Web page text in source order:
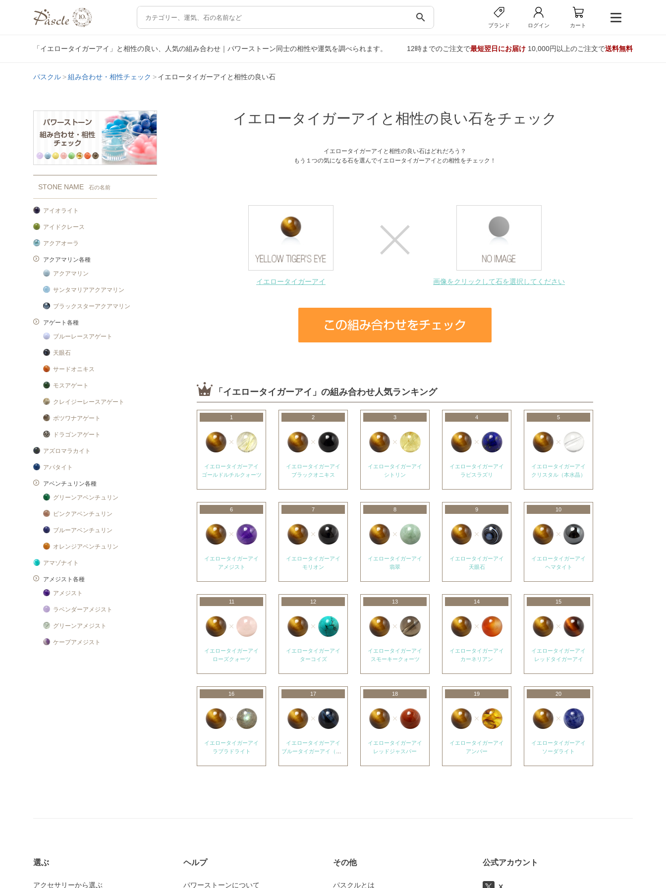
search
ブランド ログイン カート
「イエロータイガーアイ」と相性の良い、人気の組み合わせ｜パワーストーン同士の相性や運気を調べられます。 12時までのご注文で最短翌日にお届け10,000円以上のご注文で送料無料
パスクル 組み合わせ・相性チェック イエロータイガーアイと相性の良い石
STONE NAME 石の名前
アイオライト
アイドクレース
アクアオーラ
アクアマリン各種
アクアマリン
サンタマリアアクアマリン
ブラックスターアクアマリン
アゲート各種
ブルーレースアゲート
天眼石
サードオニキス
モスアゲート
クレイジーレースアゲート
ボツワナアゲート
ドラゴンアゲート
アズロマラカイト
アパタイト
アベンチュリン各種
グリーンアベンチュリン
ピンクアベンチュリン
ブルーアベンチュリン
オレンジアベンチュリン
アマゾナイト
アメジスト各種
アメジスト
ラベンダーアメジスト
グリーンアメジスト
ケープアメジスト
ホワイトオニキス
イエロータイガーアイと相性の良い石をチェック
イエロータイガーアイと相性の良い石はどれだろう？
もう１つの気になる石を選んでイエロータイガーアイとの相性をチェック！
イエロータイガーアイ 画像をクリックして石を選択してください
「イエロータイガーアイ」の組み合わせ人気ランキング
1
イエロータイガーアイ
ゴールドルチルクォーツ
2
イエロータイガーアイ
ブラックオニキス
3
イエロータイガーアイ
シトリン
4
イエロータイガーアイ
ラピスラズリ
5
イエロータイガーアイ
クリスタル（本水晶）
6
イエロータイガーアイ
アメジスト
7
イエロータイガーアイ
モリオン
8
イエロータイガーアイ
翡翠
9
イエロータイガーアイ
天眼石
10
イエロータイガーアイ
ヘマタイト
11
イエロータイガーアイ
ローズクォーツ
12
イエロータイガーアイ
ターコイズ
13
イエロータイガーアイ
スモーキークォーツ
14
イエロータイガーアイ
カーネリアン
15
イエロータイガーアイ
レッドタイガーアイ
16
イエロータイガーアイ
ラブラドライト
17
イエロータイガーアイ
ブルータイガーアイ（ホークスアイ）
18
イエロータイガーアイ
レッドジャスパー
19
イエロータイガーアイ
アンバー
20
イエロータイガーアイ
ソーダライト
選ぶ
アクセサリーから選ぶ
ヘルプ
パワーストーンについて
その他
パスクルとは
公式アカウント